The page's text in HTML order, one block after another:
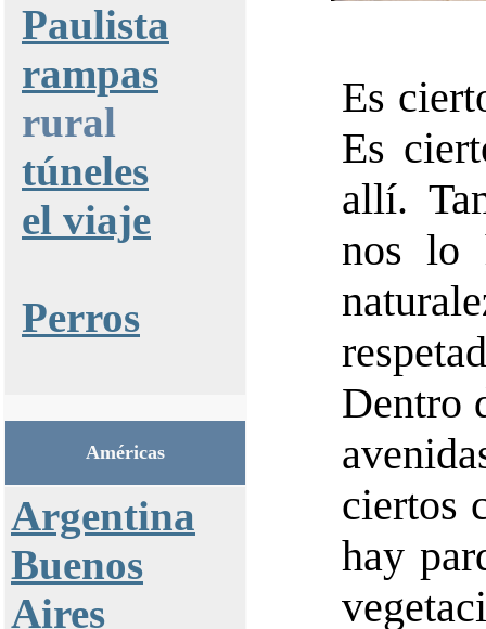
Paulista
rampas
rural
túneles
el viaje
Perros
Américas
Argentina
Buenos
Aires
Es
Es
allí.
nos lo
Dentro
ciertos
hay